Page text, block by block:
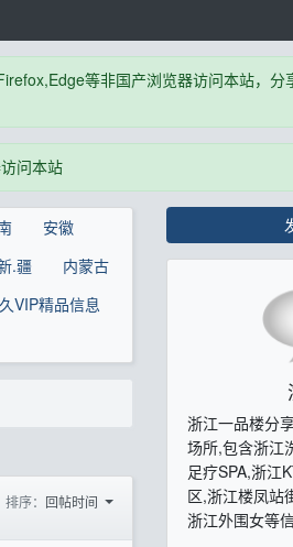
等非国产浏览器访问本站，分
问本站
安徽
.疆
内蒙古
VIP精品信息
排序： 回帖时间
浙江一品楼分
场所,包含浙江
足疗SPA,浙江
区,浙江楼凤站
浙江外围女等